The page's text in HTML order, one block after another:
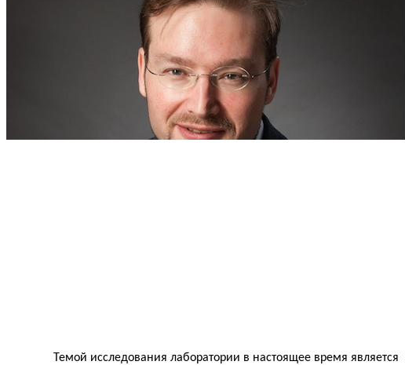
Темой исследования лаборатории в настоящее время является